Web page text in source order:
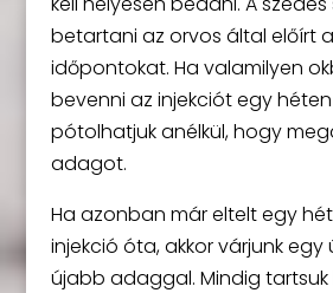
betartani az orvos által előírt
időpontokat. Ha valamilyen
bevenni az injekciót egy
pótolhatjuk anélkül, hogy
adagot.
Ha azonban már eltelt egy
injekció óta, akkor várjunk
újabb adaggal. Mindig